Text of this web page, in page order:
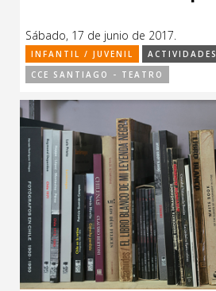
Sábado, 17 de junio de 2017.
INFANTIL / JUVENIL
ACTIVIDADES
CCE SANTIAGO - TEATRO